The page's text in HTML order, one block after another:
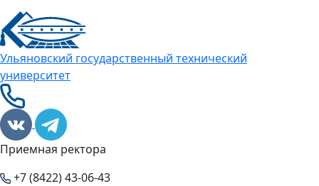
Ульяновский государственный технический
университет
Приемная ректора
+7 (8422) 43-06-43